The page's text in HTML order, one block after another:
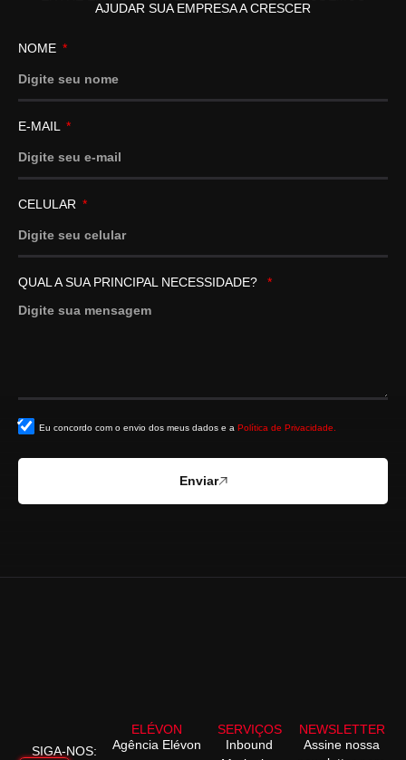
AJUDAR SUA EMPRESA A CRESCER
NOME
E-MAIL
CELULAR
QUAL A SUA PRINCIPAL NECESSIDADE?
Eu concordo com o envio dos meus dados e a Política de Privacidade.
Enviar
SIGA-NOS:
ELÉVON
Agência Elévon
SERVIÇOS
Inbound
NEWSLETTER
Assine nossa